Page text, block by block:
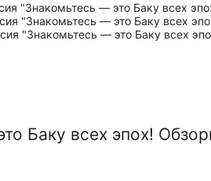
Баку всех эпох!